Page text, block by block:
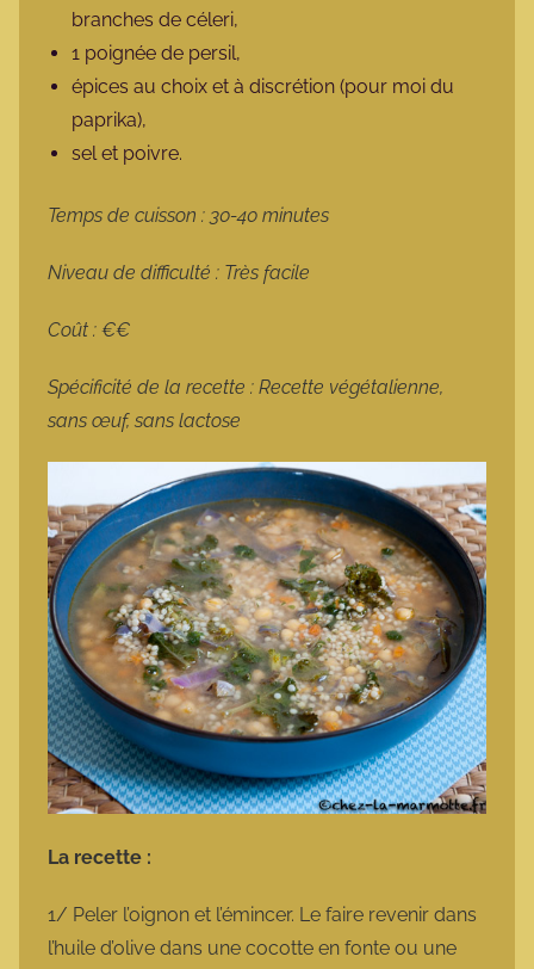
branches de céleri,
1 poignée de persil,
épices au choix et à discrétion (pour moi du
paprika),
sel et poivre.
Temps de cuisson : 30-40 minutes
Niveau de difficulté : Très facile
Coût : €€
Spécificité de la recette : Recette végétalienne,
sans œuf, sans lactose
La recette :
1/ Peler l’oignon et l’émincer. Le faire revenir dans
l’huile d’olive dans une cocotte en fonte ou une